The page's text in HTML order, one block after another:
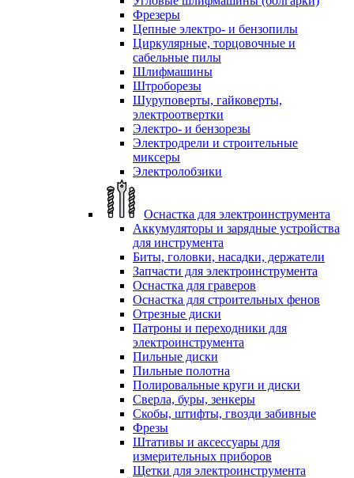
Фрезеры
Цепные электро- и бензопилы
Циркулярные, торцовочные и
сабельные пилы
Шлифмашины
Штроборезы
Шуруповерты, гайковерты,
электроотвертки
Электро- и бензорезы
Электродрели и строительные
миксеры
Электролобзики
Оснастка для электроинструмента
Аккумуляторы и зарядные устройства
для инструмента
Биты, головки, насадки, держатели
Запчасти для электроинструмента
Оснастка для граверов
Оснастка для строительных фенов
Отрезные диски
Патроны и переходники для
электроинструмента
Пильные диски
Пильные полотна
Полировальные круги и диски
Сверла, буры, зенкеры
Скобы, штифты, гвозди забивные
Фрезы
Штативы и аксессуары для
измерительных приборов
Щетки для электроинструмента